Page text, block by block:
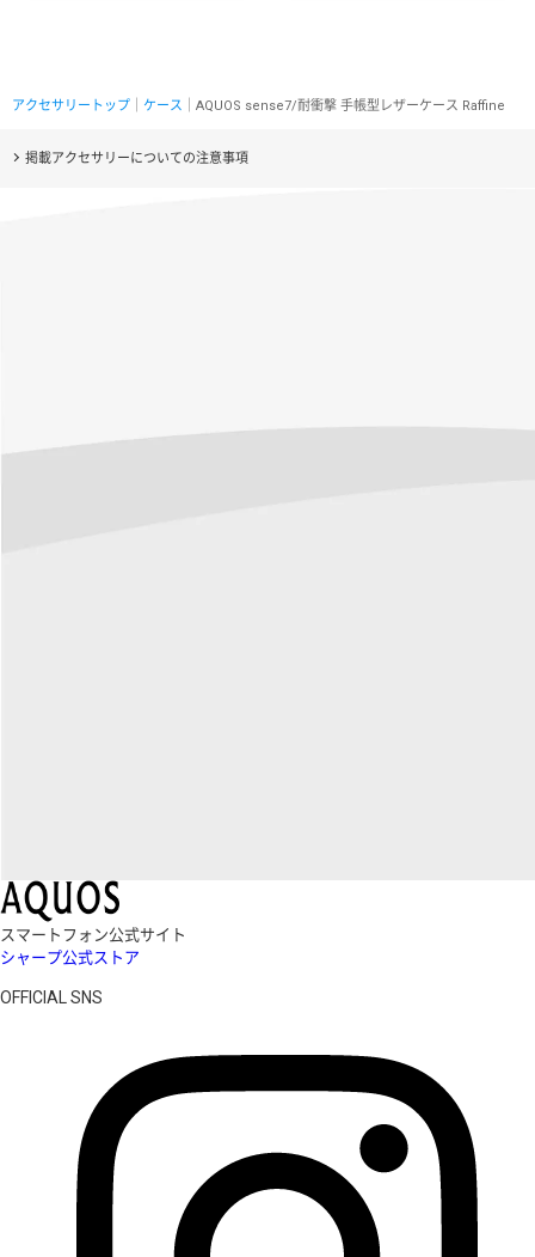
アクセサリートップ ケース ｜AQUOS sense7/耐衝撃 手帳型レザーケース Raffine
掲載アクセサリーについての注意事項
スマートフォン公式サイト
シャープ公式ストア
OFFICIAL SNS